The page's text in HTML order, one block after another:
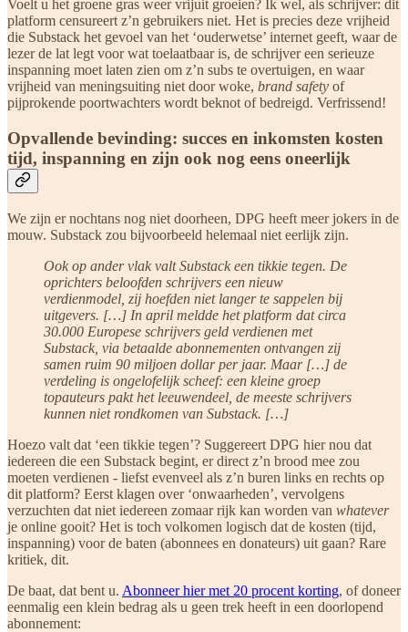
Voelt u het groene gras weer vrijuit groeien? Ik wel, als schrijver: dit
platform censureert z’n gebruikers niet. Het is precies deze vrijheid
die Substack het gevoel van het ‘ouderwetse’ internet geeft, waar de
lezer de lat legt voor wat toelaatbaar is, de schrijver een serieuze
inspanning moet laten zien om z’n subs te overtuigen, en waar
vrijheid van meningsuiting niet door woke, brand safety of
pijprokende poortwachters wordt beknot of bedreigd. Verfrissend!
Opvallende bevinding: succes en inkomsten kosten
tijd, inspanning en zijn ook nog eens oneerlijk
We zijn er nochtans nog niet doorheen, DPG heeft meer jokers in de
mouw. Substack zou bijvoorbeeld helemaal niet eerlijk zijn.
Ook op ander vlak valt Substack een tikkie tegen. De
oprichters beloofden schrijvers een nieuw
verdienmodel, zij hoefden niet langer te sappelen bij
uitgevers. […] In april meldde het platform dat circa
30.000 Europese schrijvers geld verdienen met
Substack, via betaalde abonnementen ontvangen zij
samen ruim 90 miljoen dollar per jaar. Maar […] de
verdeling is ongelofelijk scheef: een kleine groep
topauteurs pakt het leeuwendeel, de meeste schrijvers
kunnen niet rondkomen van Substack. […]
Hoezo valt dat ‘een tikkie tegen’? Suggereert DPG hier nou dat
iedereen die een Substack begint, er direct z’n brood mee zou
moeten verdienen - liefst evenveel als z’n buren links en rechts op
dit platform? Eerst klagen over ‘onwaarheden’, vervolgens
verzuchten dat niet iedereen zomaar rijk kan worden van whatever
je online gooit? Het is toch volkomen logisch dat de kosten (tijd,
inspanning) voor de baten (abonnees en donateurs) uit gaan? Rare
kritiek, dit.
De baat, dat bent u. Abonneer hier met 20 procent korting, of doneer
eenmalig een klein bedrag als u geen trek heeft in een doorlopend
abonnement: